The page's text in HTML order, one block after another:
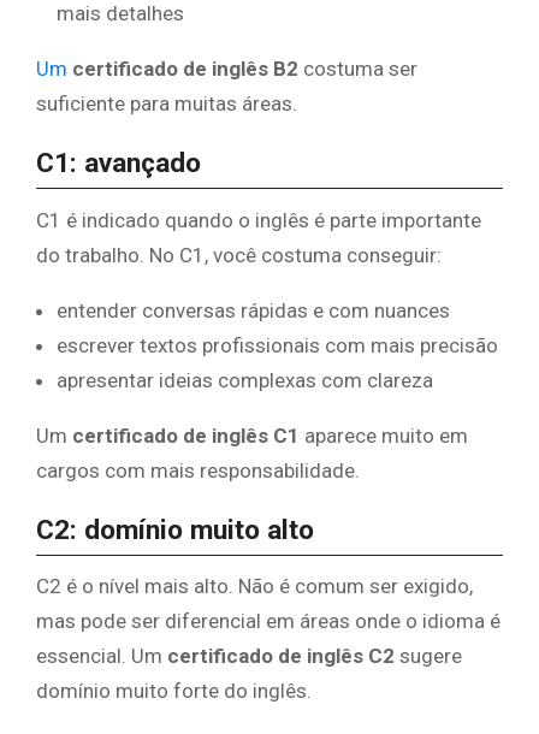
mais detalhes
Um certificado de inglês B2 costuma ser
suficiente para muitas áreas.
C1: avançado
C1 é indicado quando o inglês é parte importante
do trabalho. No C1, você costuma conseguir:
entender conversas rápidas e com nuances
escrever textos profissionais com mais precisão
apresentar ideias complexas com clareza
Um certificado de inglês C1 aparece muito em
cargos com mais responsabilidade.
C2: domínio muito alto
C2 é o nível mais alto. Não é comum ser exigido,
mas pode ser diferencial em áreas onde o idioma é
essencial. Um certificado de inglês C2 sugere
domínio muito forte do inglês.